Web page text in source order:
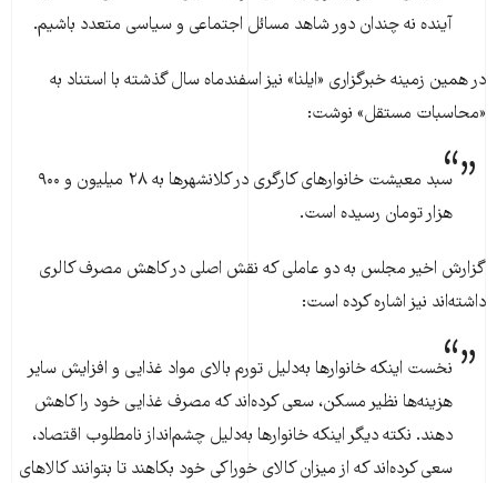
آینده نه چندان دور شاهد مسائل اجتماعی و سیاسی متعدد باشیم.
در همین زمینه خبرگزاری «ایلنا» نیز اسفندماه سال گذشته با استناد به
«محاسبات مستقل» نوشت:
سبد معیشت خانوارهای کارگری در کلانشهرها به ۲۸ میلیون و ۹۰۰
هزار تومان رسیده است.
گزارش اخیر مجلس به دو عاملی که نقش اصلی در کاهش مصرف کالری
داشته‌اند نیز اشاره کرده است:
نخست اینکه خانوار‌ها به‌دلیل تورم بالای مواد غذایی و افزایش سایر
هزینه‌ها نظیر مسکن، سعی کرده‌اند که مصرف غذایی خود را کاهش
دهند. نکته دیگر اینکه خانوار‌ها به‌دلیل چشم‌انداز نامطلوب اقتصاد،
سعی کرده‌ا‌ند که از میزان کالای خوراکی خود بکاهند تا بتوانند کالا‌های